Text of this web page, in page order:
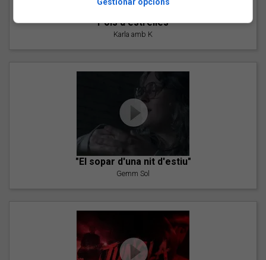
"Pols d'estrelles"
Karla amb K
"El sopar d'una nit d'estiu"
Gemm Sol